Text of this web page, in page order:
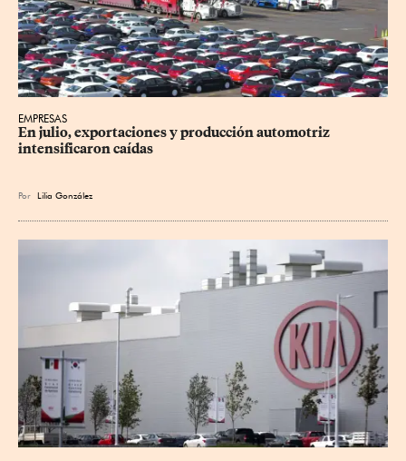
EMPRESAS
En julio, exportaciones y producción automotriz
intensificaron caídas
Por Lilia González